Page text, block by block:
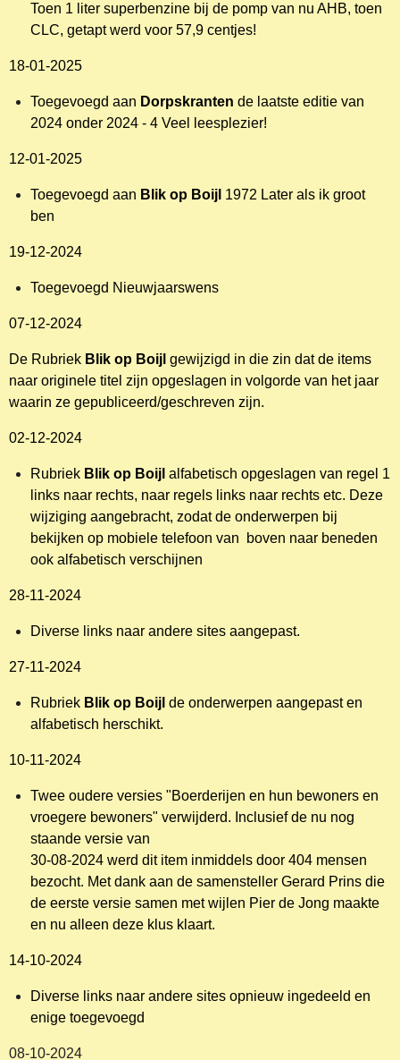
Toen 1 liter superbenzine bij de pomp van nu AHB, toen
CLC, getapt werd voor 57,9 centjes!
18-01-2025
Toegevoegd aan Dorpskranten de laatste editie van
2024 onder 2024 - 4 Veel leesplezier!
12-01-2025
Toegevoegd aan Blik op Boijl 1972 Later als ik groot
ben
19-12-2024
Toegevoegd Nieuwjaarswens
07-12-2024
De Rubriek Blik op Boijl gewijzigd in die zin dat de items
naar originele titel zijn opgeslagen in volgorde van het jaar
waarin ze gepubliceerd/geschreven zijn.
02-12-2024
Rubriek Blik op Boijl alfabetisch opgeslagen van regel 1
links naar rechts, naar regels links naar rechts etc. Deze
wijziging aangebracht, zodat de onderwerpen bij
bekijken op mobiele telefoon van boven naar beneden
ook alfabetisch verschijnen
28-11-2024
Diverse links naar andere sites aangepast.
27-11-2024
Rubriek Blik op Boijl de onderwerpen aangepast en
alfabetisch herschikt.
10-11-2024
Twee oudere versies "Boerderijen en hun bewoners en
vroegere bewoners" verwijderd. Inclusief de nu nog
staande versie van
30-08-2024 werd dit item inmiddels door 404 mensen
bezocht. Met dank aan de samensteller Gerard Prins die
de eerste versie samen met wijlen Pier de Jong maakte
en nu alleen deze klus klaart.
14-10-2024
Diverse links naar andere sites opnieuw ingedeeld en
enige toegevoegd
08-10-2024